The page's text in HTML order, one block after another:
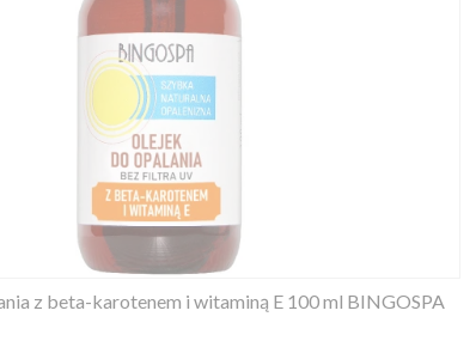
z beta-karotenem i witaminą E 100 ml BINGOSPA